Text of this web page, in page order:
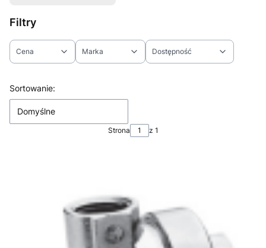
Filtry
Cena Marka Dostępność
Lista produktów
Sortowanie:
Domyślne
Strona z 1